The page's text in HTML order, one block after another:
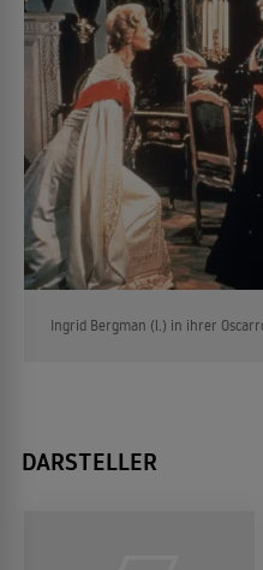
Ingrid Bergman (l.) in ihrer
DARSTELLER